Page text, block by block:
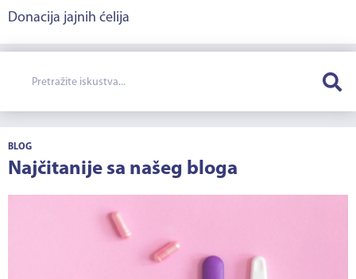
Donacija jajnih ćelija
BLOG
Najčitanije sa našeg bloga